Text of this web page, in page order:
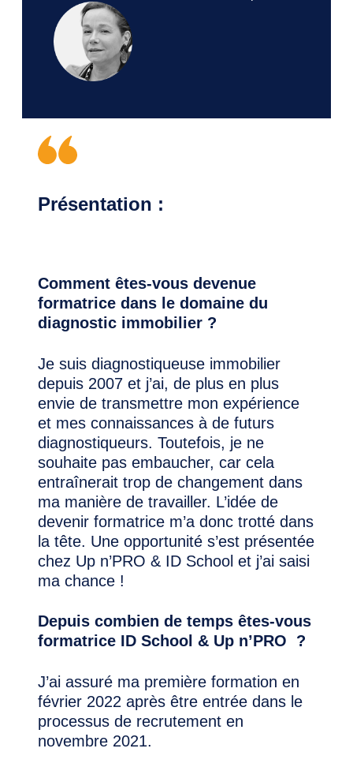
Présentation :
Comment êtes-vous devenue
formatrice dans le domaine du
diagnostic immobilier ?
Je suis diagnostiqueuse immobilier
depuis 2007 et j’ai, de plus en plus
envie de transmettre mon expérience
et mes connaissances à de futurs
diagnostiqueurs. Toutefois, je ne
souhaite pas embaucher, car cela
entraînerait trop de changement dans
ma manière de travailler. L’idée de
devenir formatrice m’a donc trotté dans
la tête. Une opportunité s’est présentée
chez Up n’PRO & ID School et j’ai saisi
ma chance !
Depuis combien de temps êtes-vous
formatrice ID School & Up n’PRO ?
J’ai assuré ma première formation en
février 2022 après être entrée dans le
processus de recrutement en
novembre 2021.